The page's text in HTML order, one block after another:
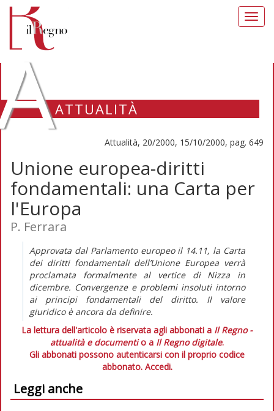
ATTUALITÀ
Attualità, 20/2000, 15/10/2000, pag. 649
Unione europea-diritti
fondamentali: una Carta per
l'Europa
P. Ferrara
Approvata dal Parlamento europeo il 14.11, la Carta
dei diritti fondamentali dell’Unione Europea verrà
proclamata formalmente al vertice di Nizza in
dicembre. Convergenze e problemi insoluti intorno
ai principi fondamentali del diritto. Il valore
giuridico è ancora da definire.
La lettura dell'articolo è riservata agli abbonati a Il Regno -
attualità e documentio a Il Regno digitale.
Gli abbonati possono autenticarsi con il proprio codice
abbonato. Accedi.
Leggi anche